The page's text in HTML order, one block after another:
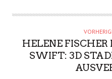
HELENE
SWIFT: 3D